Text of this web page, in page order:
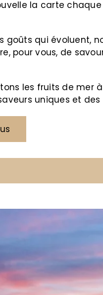
la carte
goûts qui évoluent,
pour vous, de
les fruits de mer
uniques et